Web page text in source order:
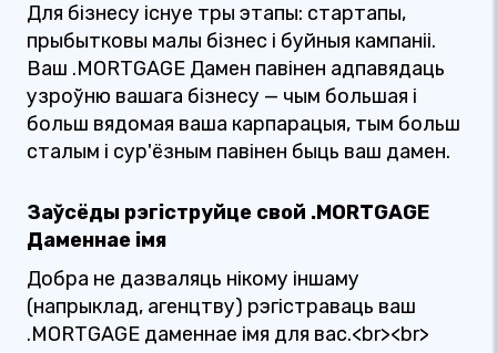
Для бізнесу існуе тры этапы: стартапы,
прыбытковы малы бізнес і буйныя кампаніі.
Ваш .MORTGAGE Дамен павінен адпавядаць
узроўню вашага бізнесу — чым большая і
больш вядомая ваша карпарацыя, тым больш
сталым і сур'ёзным павінен быць ваш дамен.
Заўсёды рэгіструйце свой .MORTGAGE
Даменнае імя
Добра не дазваляць нікому іншаму
(напрыклад, агенцтву) рэгістраваць ваш
.MORTGAGE даменнае імя для вас.<br><br>